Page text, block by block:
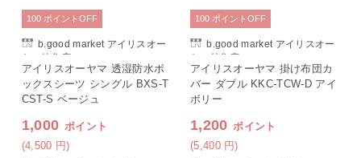
b.good market アイリスオー
ヤマ特集店
アイリスオーヤマ 透湿防水ボ
ックスシーツ シングル BXS-T
CST-S ベージュ
1,000 ポイント
(4,500 円)
100 ポイント OFF
b.good market アイリスオー
ヤマ特集店
アイリスオーヤマ 掛け布団カ
バー ダブル KKC-TCW-D アイ
ボリー
1,200 ポイント
(5,400 円)
100 ポイント OFF